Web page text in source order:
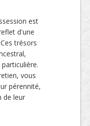
est
d'une
trésors
vous
pérennité,
de leur